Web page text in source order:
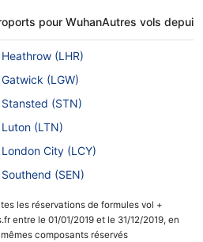
pour WuhanAutres vols depuis
(LHR)
(LGW)
(STN)
(LTN)
City (LCY)
(SEN)
les réservations de formules vol +
entre le 01/01/2019 et le 31/12/2019, en
composants réservés